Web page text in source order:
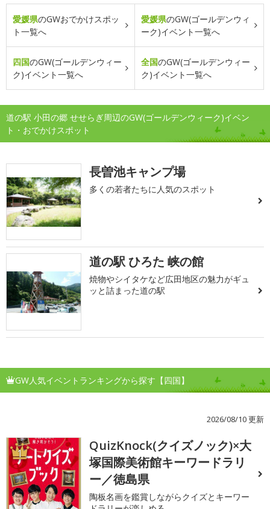
愛媛県のGWおでかけスポッ
ト一覧へ
愛媛県のGW(ゴールデンウィ
ーク)イベント一覧へ
四国のGW(ゴールデンウィー
ク)イベント一覧へ
全国のGW(ゴールデンウィー
ク)イベント一覧へ
道の駅 小田の郷 せせらぎ周辺のGW(ゴールデンウィーク)イベン
ト・おでかけスポット
長曽池キャンプ場
多くの若者たちに人気のスポット
道の駅 ひろた 峡の館
焼物やシイタケなど広田地区の魅力がギュ
ッと詰まった道の駅
GW人気イベントランキングから探す【四国】
2026/08/10 更新
1
QuizKnock(クイズノック)×大
塚国際美術館キーワードラリ
ー／徳島県
陶板名画を鑑賞しながらクイズとキーワー